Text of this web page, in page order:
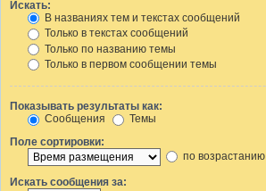
Искать:
В названиях тем и текстах сообщений
Только в текстах сообщений
Только по названию темы
Только в первом сообщении темы
Показывать результаты как:
Сообщения
Темы
Поле сортировки:
по возрастанию
Искать сообщения за: